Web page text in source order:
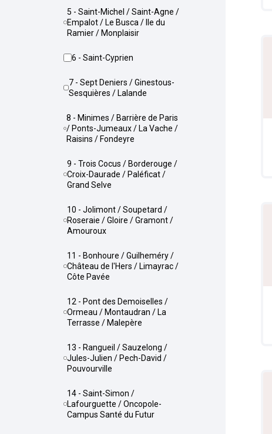
5 - Saint-Michel / Saint-Agne /
Empalot / Le Busca / Ile du
Ramier / Monplaisir
6 - Saint-Cyprien
7 - Sept Deniers / Ginestous-
Sesquières / Lalande
8 - Minimes / Barrière de Paris
/ Ponts-Jumeaux / La Vache /
Raisins / Fondeyre
9 - Trois Cocus / Borderouge /
Croix-Daurade / Paléficat /
Grand Selve
10 - Jolimont / Soupetard /
Roseraie / Gloire / Gramont /
Amouroux
11 - Bonhoure / Guilheméry /
Château de l'Hers / Limayrac /
Côte Pavée
12 - Pont des Demoiselles /
Ormeau / Montaudran / La
Terrasse / Malepère
13 - Rangueil / Sauzelong /
Jules-Julien / Pech-David /
Pouvourville
14 - Saint-Simon /
Lafourguette / Oncopole-
Campus Santé du Futur